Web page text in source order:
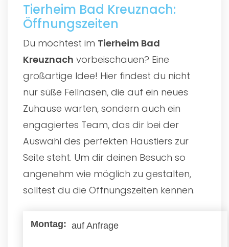
Tierheim Bad Kreuznach:
Öffnungszeiten
Du möchtest im Tierheim Bad
Kreuznach vorbeischauen? Eine
großartige Idee! Hier findest du nicht
nur süße Fellnasen, die auf ein neues
Zuhause warten, sondern auch ein
engagiertes Team, das dir bei der
Auswahl des perfekten Haustiers zur
Seite steht. Um dir deinen Besuch so
angenehm wie möglich zu gestalten,
solltest du die Öffnungszeiten kennen.
auf Anfrage